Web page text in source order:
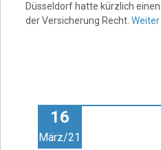
Düsseldorf hatte kürzlich
der Versicherung Recht. Weiter
16
März/21